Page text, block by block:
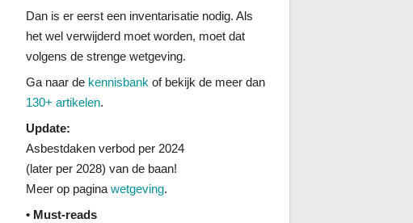
Dan is er eerst een inventarisatie nodig. Als
het wel verwijderd moet worden, moet dat
volgens de strenge wetgeving.
Ga naar de kennisbank of bekijk de meer dan
130+ artikelen.
Update:
Asbestdaken verbod per 2024
(later per 2028) van de baan!
Meer op paginawetgeving.
• Must-reads